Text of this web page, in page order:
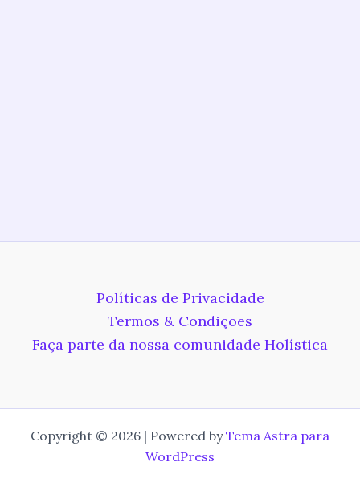
Políticas de Privacidade
Termos & Condições
Faça parte da nossa comunidade Holística
Copyright © 2026 | Powered byTema Astra para
WordPress